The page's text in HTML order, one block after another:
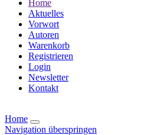
Home
Aktuelles
Vorwort
Autoren
Warenkorb
Registrieren
Login
Newsletter
Kontakt
Home
Navigation überspringen